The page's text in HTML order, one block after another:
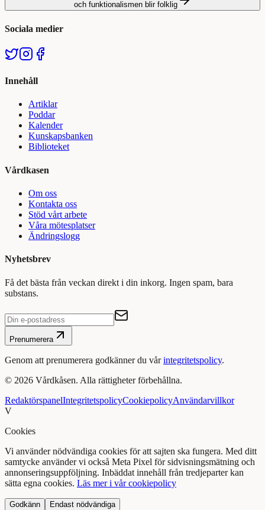
och funktionalismen blir folklig
Sociala medier
Innehåll
Artiklar
Poddar
Kalender
Kunskapsbanken
Biblioteket
Vårdkasen
Om oss
Kontakta oss
Stöd vårt arbete
Våra mötesplatser
Ändringslogg
Nyhetsbrev
Få det bästa från veckan direkt i din inkorg. Ingen spam, bara
substans.
Prenumerera
Genom att prenumerera godkänner du vår integritetspolicy.
© 2026 Vårdkåsen. Alla rättigheter förbehållna.
RedaktörspanelIntegritetspolicyCookiepolicyAnvändarvillkor
V
Cookies
Vi använder nödvändiga cookies för att sajten ska fungera. Med ditt
samtycke använder vi också Meta Pixel för sidvisningsmätning och
annonseringsuppföljning. Inbäddat innehåll från tredjeparter kan
sätta egna cookies. Läs mer i vår cookiepolicy
Godkänn Endast nödvändiga